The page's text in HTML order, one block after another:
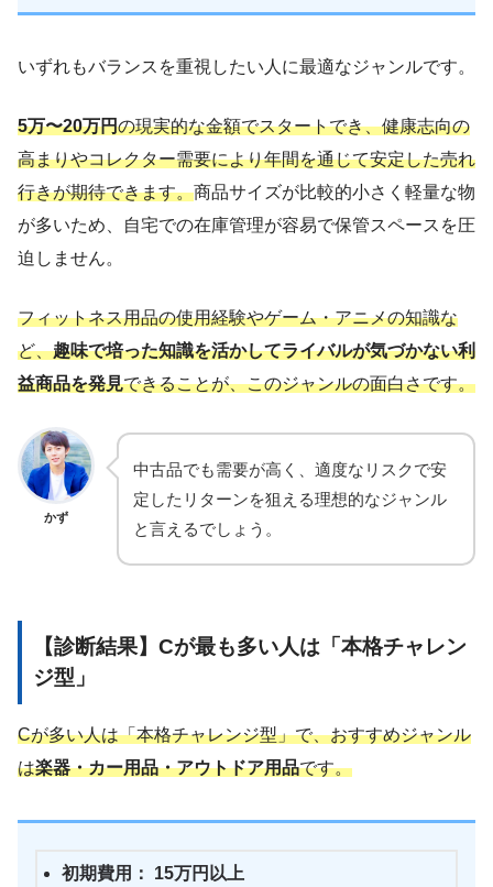
いずれもバランスを重視したい人に最適なジャンルです。
5万〜20万円の現実的な金額でスタートでき、健康志向の
高まりやコレクター需要により年間を通じて安定した売れ
行きが期待できます。商品サイズが比較的小さく軽量な物
が多いため、自宅での在庫管理が容易で保管スペースを圧
迫しません。
フィットネス用品の使用経験やゲーム・アニメの知識な
ど、趣味で培った知識を活かしてライバルが気づかない利
益商品を発見できることが、このジャンルの面白さです。
かず
中古品でも需要が高く、適度なリスクで安
定したリターンを狙える理想的なジャンル
と言えるでしょう。
【診断結果】Cが最も多い人は「本格チャレン
ジ型」
Cが多い人は「本格チャレンジ型」で、おすすめジャンル
は楽器・カー用品・アウトドア用品です。
初期費用： 15万円以上